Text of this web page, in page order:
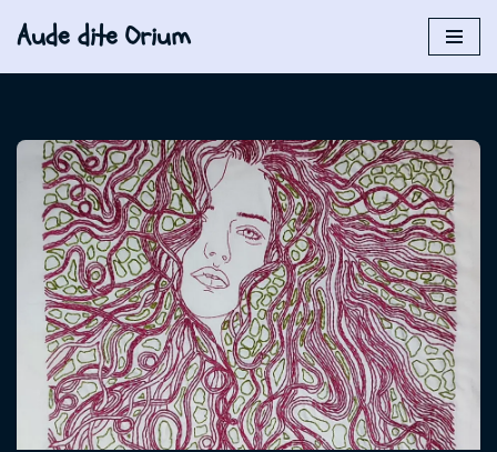
Aude dite Orium